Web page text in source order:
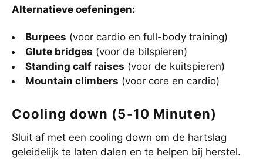
Alternatieve oefeningen:
Burpees (voor cardio en full-body training)
Glute bridges (voor de bilspieren)
Standing calf raises (voor de kuitspieren)
Mountain climbers (voor core en cardio)
Cooling down (5-10 Minuten)
Sluit af met een cooling down om de hartslag
geleidelijk te laten dalen en te helpen bij herstel.